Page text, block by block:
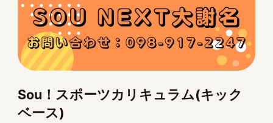
Sou！スポーツカリキュラム(キック
ベース)